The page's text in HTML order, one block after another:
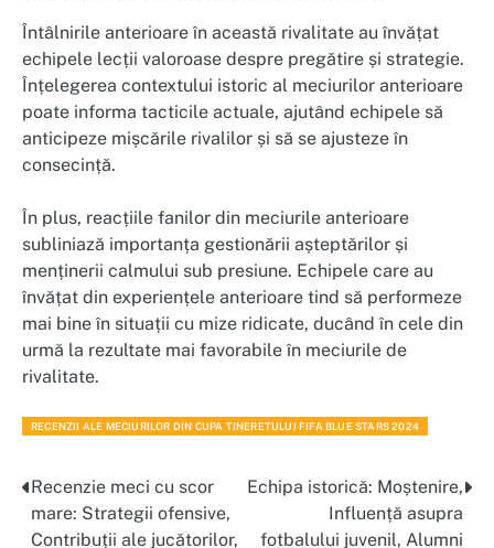
Întâlnirile anterioare în această rivalitate au învățat
echipele lecții valoroase despre pregătire și strategie.
Înțelegerea contextului istoric al meciurilor anterioare
poate informa tacticile actuale, ajutând echipele să
anticipeze mișcările rivalilor și să se ajusteze în
consecință.
În plus, reacțiile fanilor din meciurile anterioare
subliniază importanța gestionării așteptărilor și
menținerii calmului sub presiune. Echipele care au
învățat din experiențele anterioare tind să performeze
mai bine în situații cu mize ridicate, ducând în cele din
urmă la rezultate mai favorabile în meciurile de
rivalitate.
RECENZII ALE MECIURILOR DIN CUPA TINERETULUI FIFA BLUE STARS 2024
Post
navigation
Recenzie meci cu scor
mare: Strategii ofensive,
Contribuții ale jucătorilor,
Echipa istorică: Moștenire,
Influență asupra
fotbalului juvenil, Alumni